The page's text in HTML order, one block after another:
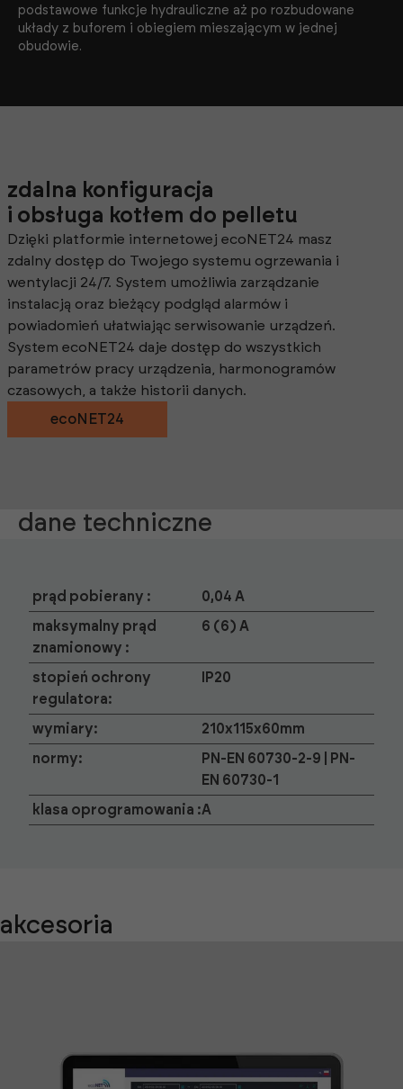
podstawowe funkcje hydrauliczne aż po rozbudowane
układy z buforem i obiegiem mieszającym w jednej
obudowie.
zdalna konfiguracja
i obsługa kotłem do pelletu
Dzięki platformie internetowej ecoNET24 masz
zdalny dostęp do Twojego systemu ogrzewania i
wentylacji 24/7. System umożliwia zarządzanie
instalacją oraz bieżący podgląd alarmów i
powiadomień ułatwiając serwisowanie urządzeń.
System ecoNET24 daje dostęp do wszystkich
parametrów pracy urządzenia, harmonogramów
czasowych, a także historii danych.
ecoNET24
dane techniczne
prąd pobierany : 0,04 A
maksymalny prąd
znamionowy :
6 (6) A
stopień ochrony
regulatora:
IP20
wymiary: 210x115x60mm
normy:
PN-EN 60730-2-9 | PN-
EN 60730-1
klasa oprogramowania :A
akcesoria